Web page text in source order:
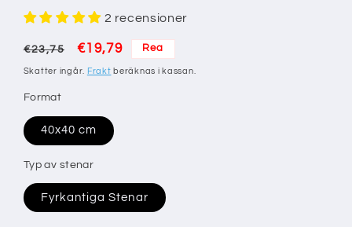
2 recensioner
Ordinarie
pris
€23,75 Försäljningspris
€19,79 Rea
Skatter ingår. Frakt beräknas i kassan.
Format
40x40 cm
Typ av stenar
Fyrkantiga Stenar